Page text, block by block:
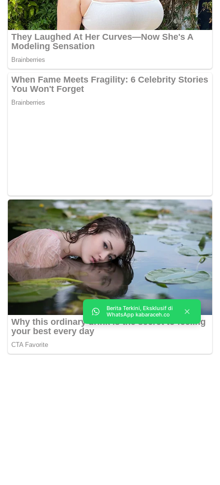
Berita Terkini, Eksklusif di
WhatsApp kabaraceh.co